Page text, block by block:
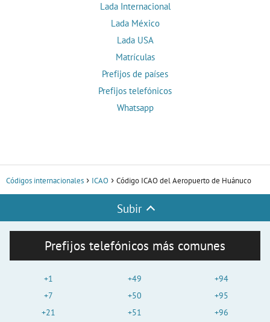
Lada Internacional
Lada México
Lada USA
Matrículas
Prefijos de países
Prefijos telefónicos
Whatsapp
Códigos internacionales ICAO Código ICAO del Aeropuerto de Huánuco
Subir
Prefijos telefónicos más comunes
+1
+7
+21
+49
+50
+51
+94
+95
+96